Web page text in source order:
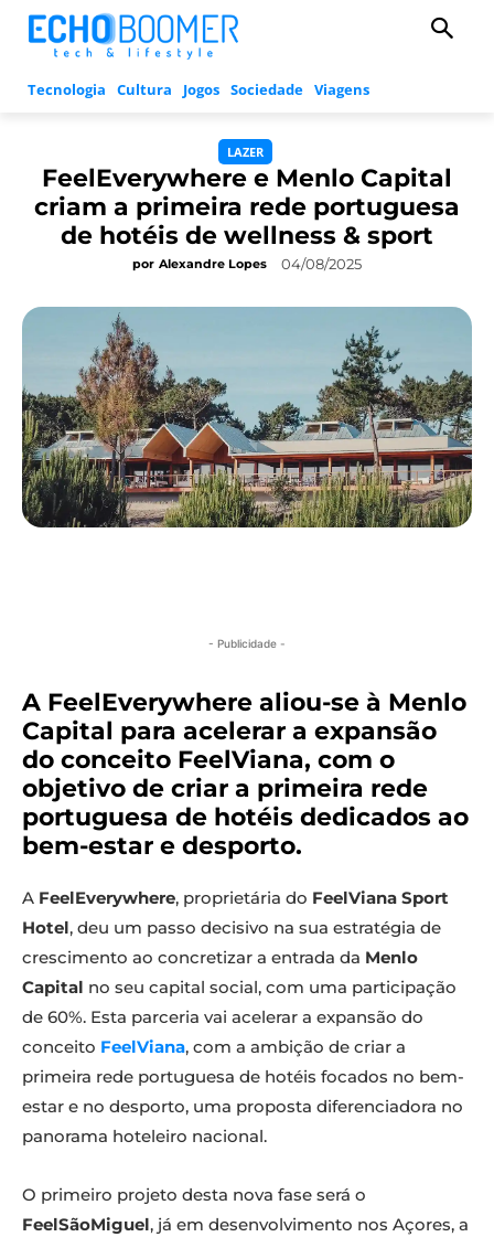
Tecnologia Cultura Jogos Sociedade Viagens
LAZER
FeelEverywhere e Menlo Capital
criam a primeira rede portuguesa
de hotéis de wellness & sport
por Alexandre Lopes 04/08/2025
- Publicidade -
A FeelEverywhere aliou-se à Menlo
Capital para acelerar a expansão
do conceito FeelViana, com o
objetivo de criar a primeira rede
portuguesa de hotéis dedicados ao
bem-estar e desporto.
A FeelEverywhere, proprietária do FeelViana Sport
Hotel, deu um passo decisivo na sua estratégia de
crescimento ao concretizar a entrada da Menlo
Capital no seu capital social, com uma participação
de 60%. Esta parceria vai acelerar a expansão do
conceito FeelViana, com a ambição de criar a
primeira rede portuguesa de hotéis focados no bem-
estar e no desporto, uma proposta diferenciadora no
panorama hoteleiro nacional.
O primeiro projeto desta nova fase será o
FeelSãoMiguel, já em desenvolvimento nos Açores, a